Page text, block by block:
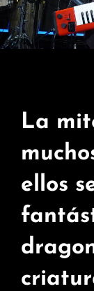
La
ellos